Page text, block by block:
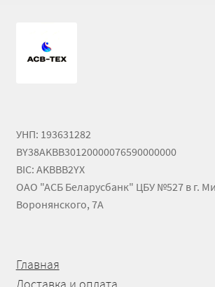
УНП: 193631282
BY38AKBB30120000076590000000
BIC: AKBBB2YX
ОАО "АСБ Беларусбанк" ЦБУ №527 в г.
Воронянского, 7А
Главная